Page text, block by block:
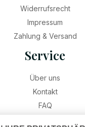
Widerrufsrecht
Impressum
Zahlung & Versand
Service
Über uns
Kontakt
FAQ